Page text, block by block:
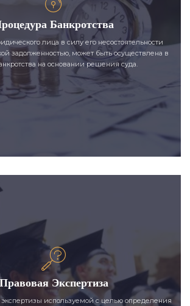
Банкротства
лица в силу его несостоятельности
задолженностью, может быть осуществлена в
на основании решения суда.
Правовая Экспертиза
используемой с целью определения